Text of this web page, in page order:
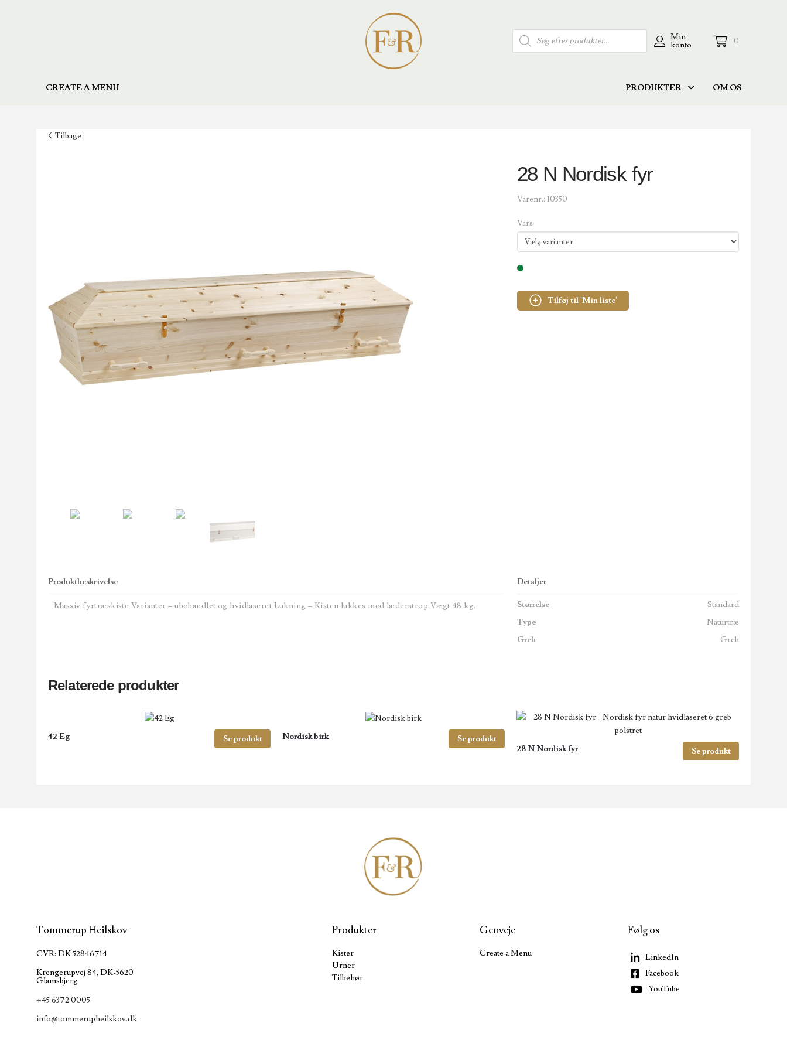
Produktsökning Min
konto 0
CREATE A MENU PRODUKTER OM OS
Tilbage
28 N Nordisk fyr
Varenr.: 10350
Vars
Tilføj til 'Min liste'
Produktbeskrivelse
Massiv fyrtræskiste Varianter – ubehandlet og hvidlaseret Lukning – Kisten lukkes med læderstrop Vægt 48 kg.
Detaljer
Størrelse
Standard
Type
Naturtræ
Greb
Greb
Relaterede produkter
42 Eg Se produkt Nordisk birk
Se produkt
28 N Nordisk fyr
Se produkt
Tommerup Heilskov
CVR: DK 52846714
Krengerupvej 84, DK-5620
Glamsbjerg
+45 6372 0005
info@tommerupheilskov.dk
Produkter
Kister
Urner
Tilbehør
Genveje
Create a Menu
Følg os
LinkedIn
Facebook
YouTube